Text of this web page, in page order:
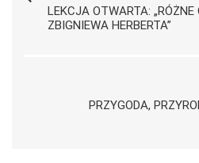
LEKCJA OTWARTA:
ZBIGNIEWA HERBERTA”
PRZYGODA,